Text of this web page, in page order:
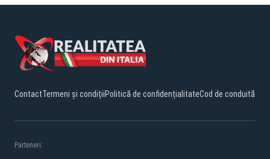
ContactTermeni și condițiiPolitică de confidențialitateCod de conduită
Parteneri: